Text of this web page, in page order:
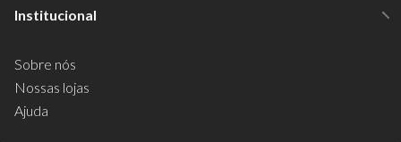
Institucional
Sobre nós
Nossas lojas
Ajuda